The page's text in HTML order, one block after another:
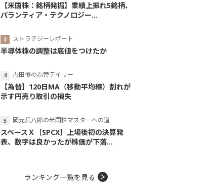
【米国株：銘柄発掘】業績上振れ5銘柄、
パランティア・テクノロジー...
ストラテジーレポート
半導体株の調整は底値をつけたか
吉田恒の為替デイリー
【為替】120日MA（移動平均線）割れが
示す円売り取引の損失
岡元兵八郎の米国株マスターへの道
スペースＸ［SPCX］上場後初の決算発
表、数字は良かったが株価が下落...
ランキング一覧を見る